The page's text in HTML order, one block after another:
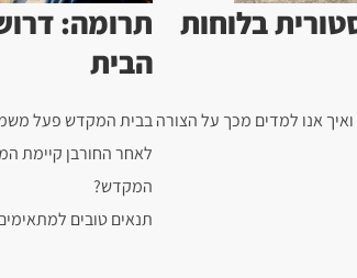
בלוחות
אנו למדים מכך על הצורה
תרומה:
הבית
בבית המקדש פעל
לאחר החורבן קיימת
המקדש?
תנאים טובים